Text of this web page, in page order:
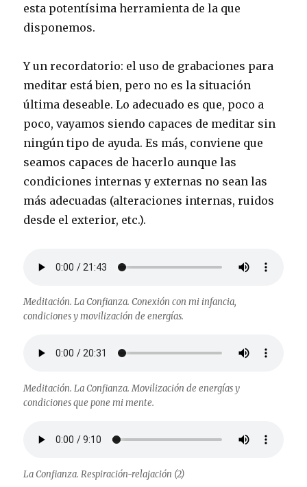
esta potentísima herramienta de la que
disponemos.
Y un recordatorio: el uso de grabaciones para
meditar está bien, pero no es la situación
última deseable. Lo adecuado es que, poco a
poco, vayamos siendo capaces de meditar sin
ningún tipo de ayuda. Es más, conviene que
seamos capaces de hacerlo aunque las
condiciones internas y externas no sean las
más adecuadas (alteraciones internas, ruidos
desde el exterior, etc.).
Meditación. La Confianza. Conexión con mi infancia,
condiciones y movilización de energías.
Meditación. La Confianza. Movilización de energías y
condiciones que pone mi mente.
La Confianza. Respiración-relajación (2)